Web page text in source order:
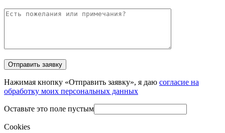
Нажимая кнопку «Отправить заявку», я даю согласие на
обработку моих персональных данных
Оставьте это поле пустым
Cookies